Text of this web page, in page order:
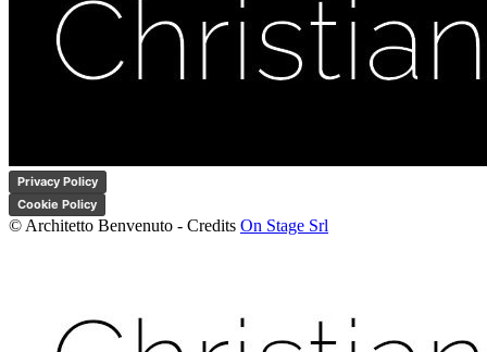
Privacy Policy
Cookie Policy
© Architetto Benvenuto - Credits On Stage Srl